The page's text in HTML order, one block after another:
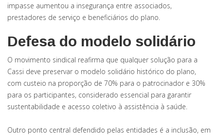
impasse aumentou a insegurança entre associados,
prestadores de serviço e beneficiários do plano.
Defesa do modelo solidário
O movimento sindical reafirma que qualquer solução para a
Cassi deve preservar o modelo solidário histórico do plano,
com custeio na proporção de 70% para o patrocinador e 30%
para os participantes, considerado essencial para garantir
sustentabilidade e acesso coletivo à assistência à saúde.
Outro ponto central defendido pelas entidades é a inclusão, em